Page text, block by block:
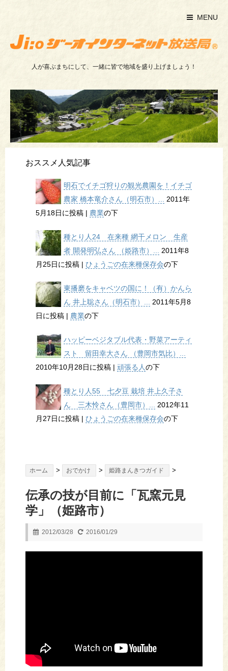
MENU
人が喜ぶまちにして、一緒に皆で地域を盛り上げましょう！
おススメ人気記事
明石でイチゴ狩りの観光農園を！イチゴ
農家 橋本竜介さん（明石市）... 2011年
5月18日に投稿 | 農業の下
種とり人24 在来種 網干メロン 生産
者 開発明弘さん （姫路市）... 2011年8
月25日に投稿 | ひょうごの在来種保存会の下
東播磨をキャベツの国に！（有）かんら
ん 井上聡さん（明石市）... 2011年5月8
日に投稿 | 農業の下
ハッピーベジタブル代表・野菜アーティ
スト 留田幸大さん （豊岡市気比）...
2010年10月28日に投稿 | 頑張る人の下
種とり人55 七夕豆 栽培 井上久子さ
ん 三木怜さん（豊岡市）... 2012年11
月27日に投稿 | ひょうごの在来種保存会の下
ホーム > おでかけ > 姫路まんきつガイド >
伝承の技が目前に「瓦窯元見
学」（姫路市）
2012/03/28 2016/01/29